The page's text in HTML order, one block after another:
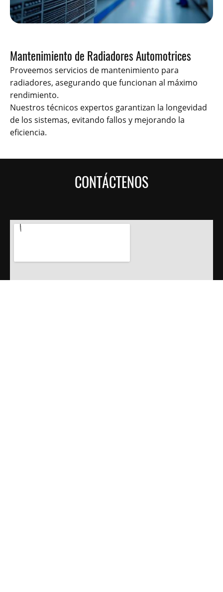
Mantenimiento de Radiadores Automotrices
Proveemos servicios de mantenimiento para
radiadores, asegurando que funcionan al máximo
rendimiento.
Nuestros técnicos expertos garantizan la longevidad
de los sistemas, evitando fallos y mejorando la
eficiencia.
CONTÁCTENOS